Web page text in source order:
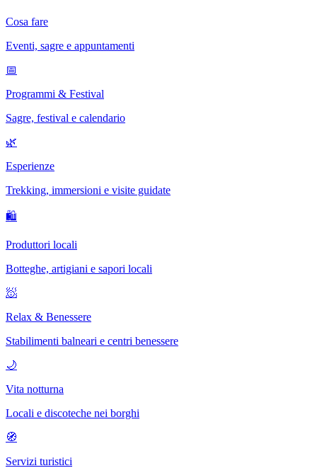
Cosa fare
Eventi, sagre e appuntamenti
📅
Programmi & Festival
Sagre, festival e calendario
🌿
Esperienze
Trekking, immersioni e visite guidate
🛍
Produttori locali
Botteghe, artigiani e sapori locali
🧖
Relax & Benessere
Stabilimenti balneari e centri benessere
🌙
Vita notturna
Locali e discoteche nei borghi
🧭
Servizi turistici